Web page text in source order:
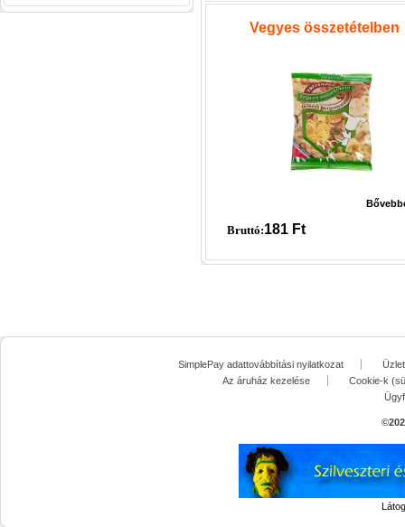
Vegyes összetételben
Bruttó:181 Ft
SimplePay adattovábbítási nyilatkozat
Az áruház kezelése
Cookie-k
©